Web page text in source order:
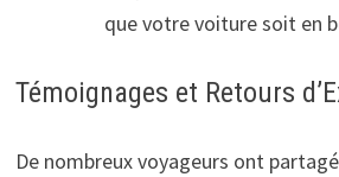
que votre voiture soit en
Témoignages et Retours
De nombreux voyageurs ont